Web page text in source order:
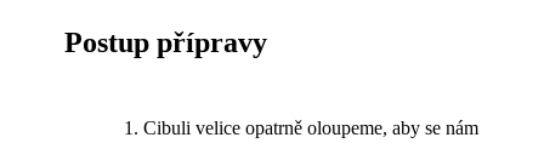
Postup přípravy
Cibuli velice opatrně oloupeme, aby se nám